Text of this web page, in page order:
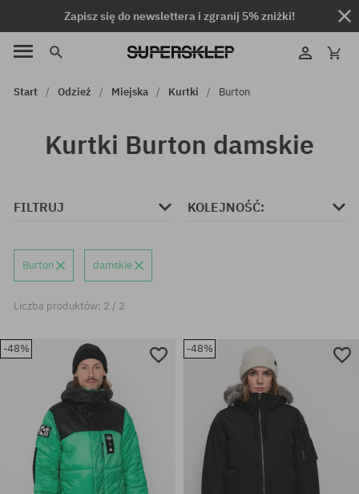
Zapisz się do newslettera i zgranij 5% zniżki!
Start Odzież Miejska Kurtki Burton
Kurtki Burton damskie
FILTRUJ KOLEJNOŚĆ:
Burton damskie
Liczba produktów: 2 / 2
-48% -48%